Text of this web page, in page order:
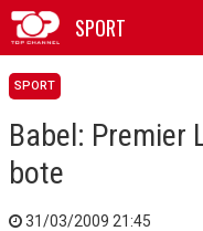
SPORT
SPORT
Babel: Premier
bote
31/03/2009 21:45